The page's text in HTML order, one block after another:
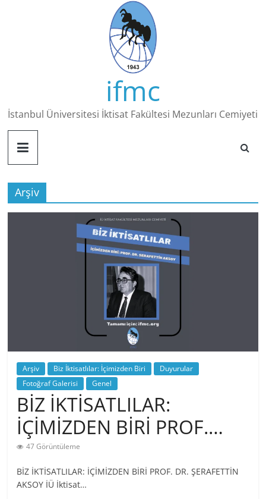
ifmc
İstanbul Üniversitesi İktisat Fakültesi Mezunları Cemiyeti
Arşiv
Arşiv Biz İktisatlılar: İçimizden Biri
Duyurular
Fotoğraf Galerisi
Genel
BİZ İKTİSATLILAR:
İÇİMİZDEN BİRİ PROF.…
47 Görüntüleme
BİZ İKTİSATLILAR: İÇİMİZDEN BİRİ PROF. DR. ŞERAFETTİN
AKSOY İÜ İktisat…